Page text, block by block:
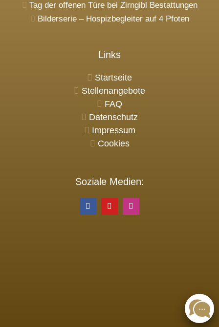
Tag der offenen Türe bei Zirngibl Bestattungen
Bilderserie – Hospizbegleiter auf 4 Pfoten
Links
Startseite
Stellenangebote
FAQ
Datenschutz
Impressum
Cookies
Soziale Medien: